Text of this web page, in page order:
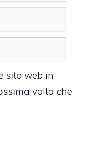
sito web in
volta che